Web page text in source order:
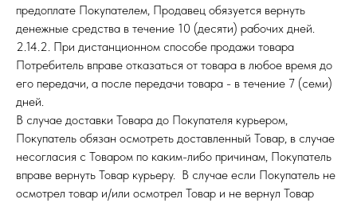
предоплате Покупателем, Продавец обязуется вернуть
денежные средства в течение 10 (десяти) рабочих дней.
2.14.2. При дистанционном способе продажи товара
Потребитель вправе отказаться от товара в любое время до
его передачи, а после передачи товара - в течение 7 (семи)
дней.
В случае доставки Товара до Покупателя курьером,
Покупатель обязан осмотреть доставленный Товар, в случае
несогласия с Товаром по каким-либо причинам, Покупатель
вправе вернуть Товар курьеру. В случае если Покупатель не
осмотрел товар и/или осмотрел Товар и не вернул Товар